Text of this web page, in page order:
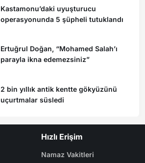
Kastamonu’daki uyuşturucu
operasyonunda 5 şüpheli tutuklandı
Ertuğrul Doğan, “Mohamed Salah’ı
parayla ikna edemezsiniz”
2 bin yıllık antik kentte gökyüzünü
uçurtmalar süsledi
Hızlı Erişim
Namaz Vakitleri